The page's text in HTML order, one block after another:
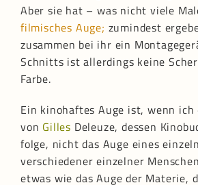
werk
video
texte
kontakt
Aber sie hat – was nicht viele
filmisches Auge; zumindest
zusammen bei ihr ein
Schnitts ist allerdings keine
Farbe.
Ein kinohaftes Auge ist, wenn ich
von Gilles Deleuze, dessen
folge, nicht das Auge eines
verschiedener einzelner
etwas wie das Auge der Materie,